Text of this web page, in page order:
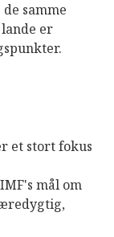
samme
er
et stort fokus
mål om